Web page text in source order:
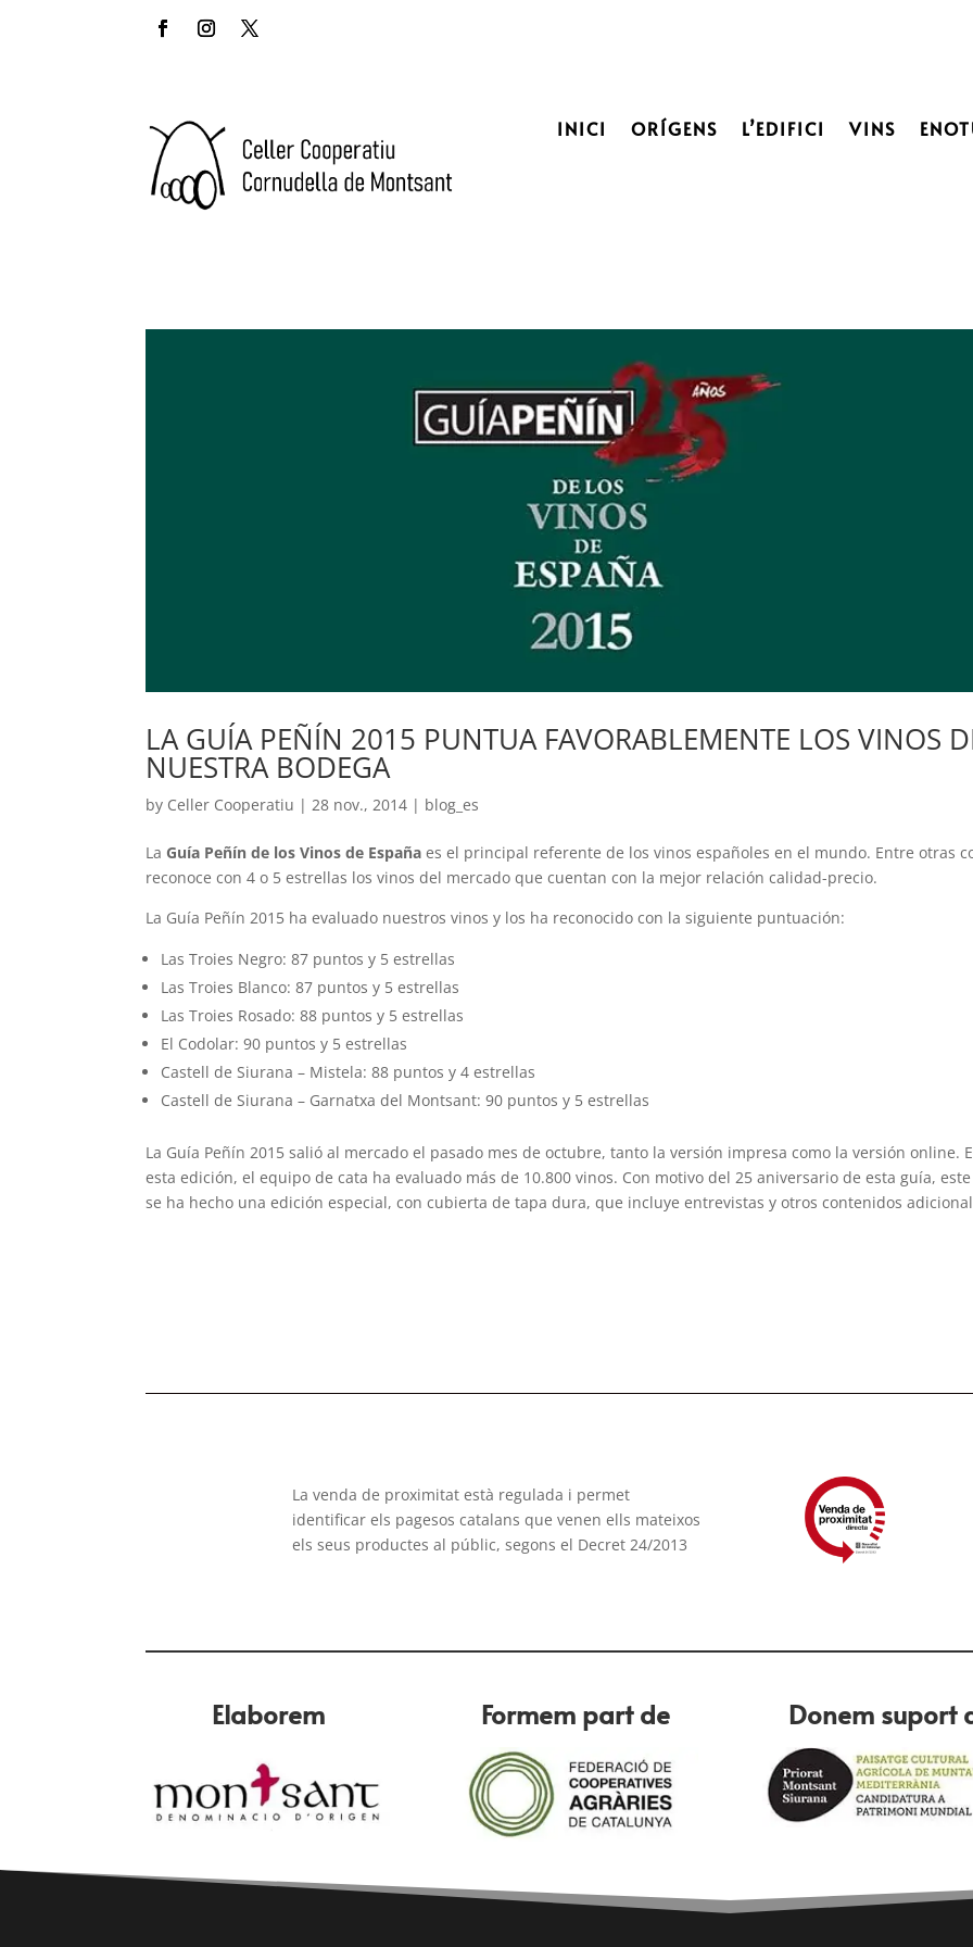
INICI ORÍGENS L’EDIFICI VINS
LA GUÍA PEÑÍN 2015 PUNTUA FAVORABLEMENTE LOS VINOS
NUESTRA BODEGA
by Celler Cooperatiu |28 nov., 2014 | blog_es
La Guía Peñín de los Vinos de España es el principal referente de los vinos españoles en el mundo. Entre otras
reconoce con 4 o 5 estrellas los vinos del mercado que cuentan con la mejor relación calidad-precio.
La Guía Peñín 2015 ha evaluado nuestros vinos y los ha reconocido con la siguiente puntuación:
Las Troies Negro: 87 puntos y 5 estrellas
Las Troies Blanco: 87 puntos y 5 estrellas
Las Troies Rosado: 88 puntos y 5 estrellas
El Codolar: 90 puntos y 5 estrellas
Castell de Siurana – Mistela: 88 puntos y 4 estrellas
Castell de Siurana – Garnatxa del Montsant: 90 puntos y 5 estrellas
La Guía Peñín 2015 salió al mercado el pasado mes de octubre, tanto la versión impresa como la versión online.
esta edición, el equipo de cata ha evaluado más de 10.800 vinos. Con motivo del 25 aniversario de esta guía,
se ha hecho una edición especial, con cubierta de tapa dura, que incluye entrevistas y otros contenidos
La venda de proximitat està regulada i permet
identificar els pagesos catalans que venen ells mateixos
els seus productes al públic, segons el Decret 24/2013
Elaborem Formem part de Donem suport